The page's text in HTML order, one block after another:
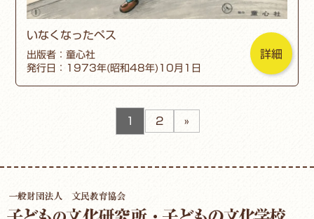
いなくなったペス
出版者：童心社
発行日：1973年(昭和48年)10月1日
詳細
1 2 »